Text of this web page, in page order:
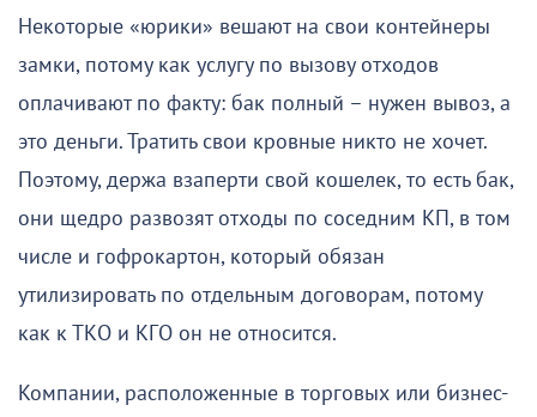
Некоторые «юрики» вешают на свои контейнеры
замки, потому как услугу по вызову отходов
оплачивают по факту: бак полный – нужен вывоз, а
это деньги. Тратить свои кровные никто не хочет.
Поэтому, держа взаперти свой кошелек, то есть бак,
они щедро развозят отходы по соседним КП, в том
числе и гофрокартон, который обязан
утилизировать по отдельным договорам, потому
как к ТКО и КГО он не относится.
Компании, расположенные в торговых или бизнес-